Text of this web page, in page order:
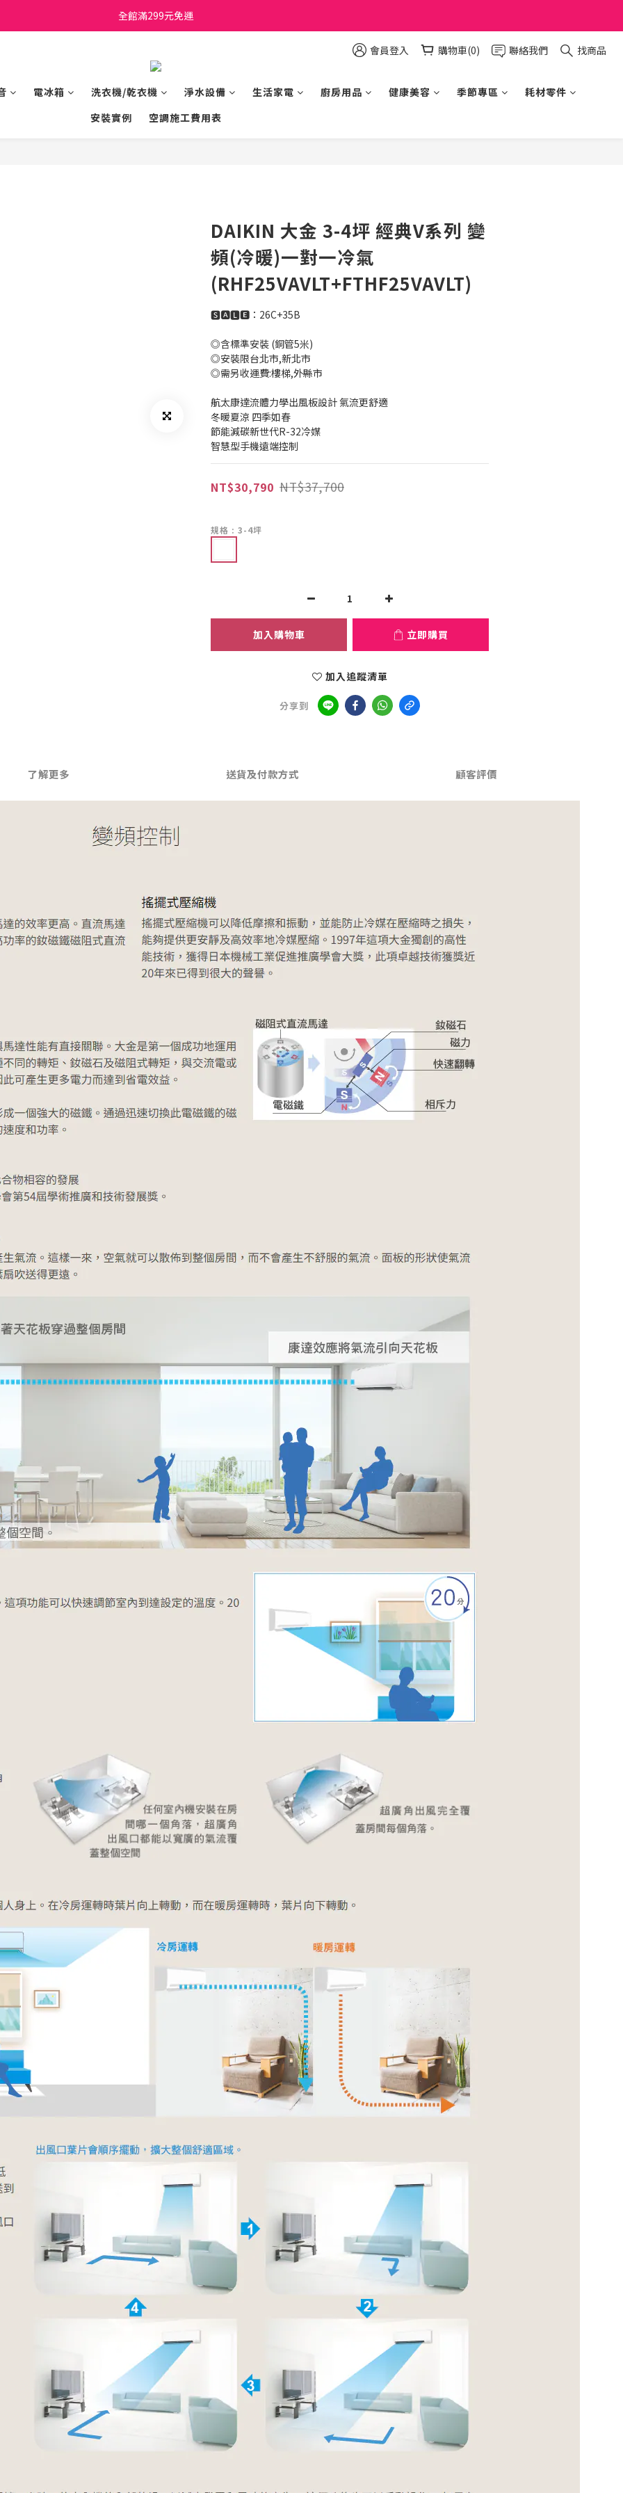
日立家電、國際牌 原廠管制價格 私訊優惠價
全館滿299元免運
會員登入 購物車(0) 聯絡我們 找商品
電冰箱 洗衣機/乾衣機 淨水設備 生活家電 廚房用品 健康美容 季節專區
耗材零件
安裝實例
空調施工費用表
DAIKIN 大金 3-4坪 經典V系列 變
頻(冷暖)一對一冷氣
(RHF25VAVLT+FTHF25VAVLT)
🆂🅰🅻🅴：26C+35B
◎含標準安裝 (銅管5米)
◎安裝限台北市,新北市
◎需另收運費:樓梯,外縣市
航太康達流體力學出風板設計 氣流更舒適
冬暖夏涼 四季如春
節能減碳新世代R-32冷媒
智慧型手機遠端控制
NT$30,790 NT$37,700
規格 : 3-4坪
加入購物車 立即購買
加入追蹤清單
分享到
了解更多 送貨及付款方式 顧客評價